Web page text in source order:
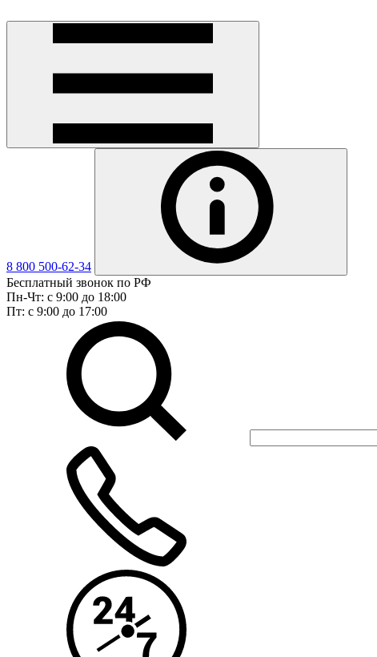
8 800 500-62-34
Бесплатный звонок по РФ
Пн-Чт: с 9:00 до 18:00
Пт: с 9:00 до 17:00